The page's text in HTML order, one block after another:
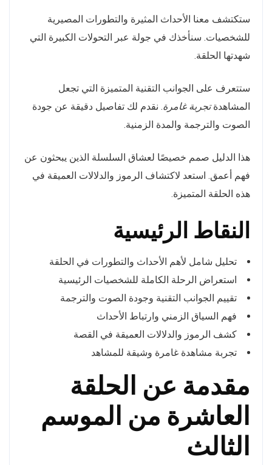
ستكتشف معنا الأحداث المثيرة والتطورات المصيرية
للشخصيات. سنأخذك في جولة عبر التحولات الكبيرة التي
شهدتها الحلقة.
ستتعرف على الجوانب التقنية المتميزة التي تجعل
المشاهدةتجربة غامرة. نقدم لك تفاصيل دقيقة عن جودة
الصوت والترجمة والمدة الزمنية.
هذا الدليل صمم خصيصًا لعشاق السلسلة الذين يبحثون عن
فهم أعمق. استعد لاكتشاف الرموز والدلالات العميقة في
هذه الحلقة المتميزة.
النقاط الرئيسية
تحليل شامل لأهم الأحداث والتطورات في الحلقة
استعراض الرحلة الكاملة للشخصيات الرئيسية
تقييم الجوانب التقنية وجودة الصوت والترجمة
فهم السياق الزمني وارتباط الأحداث
كشف الرموز والدلالات العميقة في القصة
تجربة مشاهدة غامرة وشيقة للمشاهد
مقدمة عن الحلقة
العاشرة من الموسم
الثالث